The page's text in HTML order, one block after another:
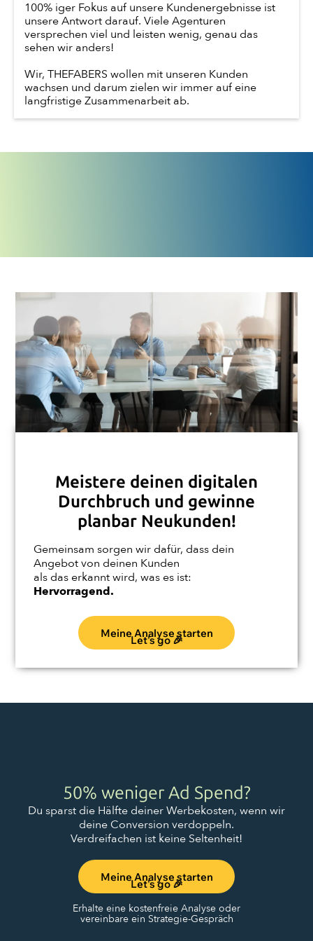
100% iger Fokus auf unsere Kundenergebnisse ist
unsere Antwort darauf. Viele Agenturen
versprechen viel und leisten wenig, genau das
sehen wir anders!
Wir, THEFABERS wollen mit unseren Kunden
wachsen und darum zielen wir immer auf eine
langfristige Zusammenarbeit ab.
Meistere deinen digitalen
Durchbruch und gewinne
planbar Neukunden!
Gemeinsam sorgen wir dafür, dass dein
Angebot von deinen Kunden
als das erkannt wird, was es ist:
Hervorragend.
Meine Analyse starten
Let's go 🎉
50% weniger Ad Spend?
Du sparst die Hälfte deiner Werbekosten, wenn wir
deine Conversion verdoppeln.
Verdreifachen ist keine Seltenheit!
Meine Analyse starten
Let's go 🎉
Erhalte eine kostenfreie Analyse oder
vereinbare ein Strategie-Gespräch